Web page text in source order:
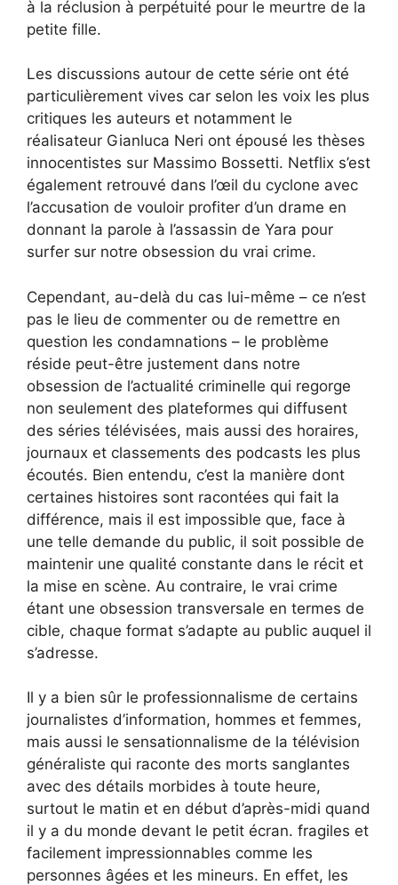
à la réclusion à perpétuité pour le meurtre de la
petite fille.
Les discussions autour de cette série ont été
particulièrement vives car selon les voix les plus
critiques les auteurs et notamment le
réalisateur Gianluca Neri ont épousé les thèses
innocentistes sur Massimo Bossetti. Netflix s’est
également retrouvé dans l’œil du cyclone avec
l’accusation de vouloir profiter d’un drame en
donnant la parole à l’assassin de Yara pour
surfer sur notre obsession du vrai crime.
Cependant, au-delà du cas lui-même – ce n’est
pas le lieu de commenter ou de remettre en
question les condamnations – le problème
réside peut-être justement dans notre
obsession de l’actualité criminelle qui regorge
non seulement des plateformes qui diffusent
des séries télévisées, mais aussi des horaires,
journaux et classements des podcasts les plus
écoutés. Bien entendu, c’est la manière dont
certaines histoires sont racontées qui fait la
différence, mais il est impossible que, face à
une telle demande du public, il soit possible de
maintenir une qualité constante dans le récit et
la mise en scène. Au contraire, le vrai crime
étant une obsession transversale en termes de
cible, chaque format s’adapte au public auquel il
s’adresse.
Il y a bien sûr le professionnalisme de certains
journalistes d’information, hommes et femmes,
mais aussi le sensationnalisme de la télévision
généraliste qui raconte des morts sanglantes
avec des détails morbides à toute heure,
surtout le matin et en début d’après-midi quand
il y a du monde devant le petit écran. fragiles et
facilement impressionnables comme les
personnes âgées et les mineurs. En effet, les